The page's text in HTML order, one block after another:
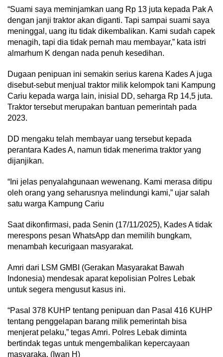
“Suami saya meminjamkan uang Rp 13 juta kepada Pak A
dengan janji traktor akan diganti. Tapi sampai suami saya
meninggal, uang itu tidak dikembalikan. Kami sudah capek
menagih, tapi dia tidak pernah mau membayar,” kata istri
almarhum K dengan nada penuh kesedihan.
Dugaan penipuan ini semakin serius karena Kades A juga
disebut-sebut menjual traktor milik kelompok tani Kampung
Cariu kepada warga lain, inisial DD, seharga Rp 14,5 juta.
Traktor tersebut merupakan bantuan pemerintah pada
2023.
DD mengaku telah membayar uang tersebut kepada
perantara Kades A, namun tidak menerima traktor yang
dijanjikan.
“Ini jelas penyalahgunaan wewenang. Kami merasa ditipu
oleh orang yang seharusnya melindungi kami,” ujar salah
satu warga Kampung Cariu
Saat dikonfirmasi, pada Senin (17/11/2025), Kades A tidak
merespons pesan WhatsApp dan memilih bungkam,
menambah kecurigaan masyarakat.
Amri dari LSM GMBI (Gerakan Masyarakat Bawah
Indonesia) mendesak aparat kepolisian Polres Lebak
untuk segera mengusut kasus ini.
“Pasal 378 KUHP tentang penipuan dan Pasal 416 KUHP
tentang penggelapan barang milik pemerintah bisa
menjerat pelaku,” tegas Amri. Polres Lebak diminta
bertindak tegas untuk mengembalikan kepercayaan
masyaraka. (Iwan H)